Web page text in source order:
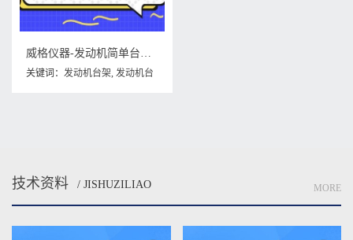
威格仪器-发动机简单台架试验原理
关键词： 发动机台架, 发动机台
技术资料 / JISHUZILIAO MORE